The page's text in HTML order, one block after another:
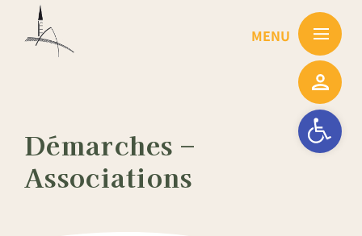
Ouvrir la
Démarches –
Associations